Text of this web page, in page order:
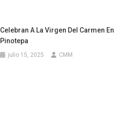
Celebran A La Virgen Del Carmen En
Pinotepa
julio 15, 2025 CMM